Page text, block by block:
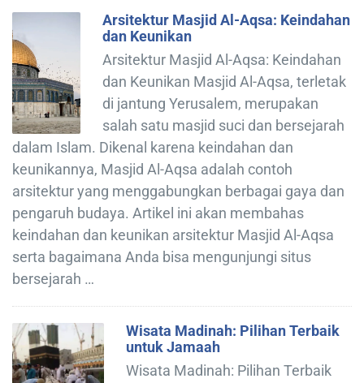
Arsitektur Masjid Al-Aqsa: Keindahan
dan Keunikan
Arsitektur Masjid Al-Aqsa: Keindahan
dan Keunikan Masjid Al-Aqsa, terletak
di jantung Yerusalem, merupakan
salah satu masjid suci dan bersejarah
dalam Islam. Dikenal karena keindahan dan
keunikannya, Masjid Al-Aqsa adalah contoh
arsitektur yang menggabungkan berbagai gaya dan
pengaruh budaya. Artikel ini akan membahas
keindahan dan keunikan arsitektur Masjid Al-Aqsa
serta bagaimana Anda bisa mengunjungi situs
bersejarah …
Wisata Madinah: Pilihan Terbaik
untuk Jamaah
Wisata Madinah: Pilihan Terbaik